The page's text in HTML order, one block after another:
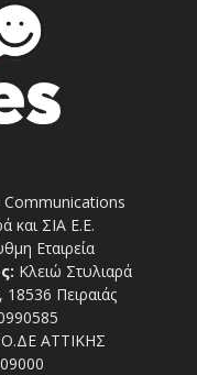
Communications
και ΣΙΑ Ε.Ε.
Εταιρεία
Κλειώ Στυλιαρά
Πειραιάς
ΑΤΤΙΚΗΣ